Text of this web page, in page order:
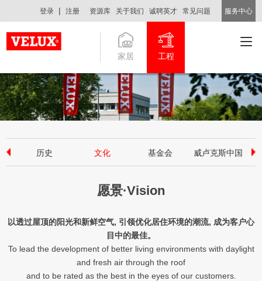
登录 | 注册 资源库 关于我们 诚聘英才 常见问题 服务中心
家居 工程
历史 文化 基金会 威卢克斯中国
愿景·Vision
以透过屋顶的阳光和新鲜空气, 引领优化居住环境的潮流, 成为客户心
目中的最佳。
To lead the development of better living environments with daylight
and fresh air through the roof
and to be rated as the best in the eyes of our customers.